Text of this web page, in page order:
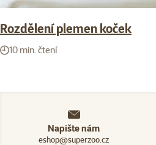
Rozdělení plemen koček
10 min. čtení
Napište nám
eshop@superzoo.cz